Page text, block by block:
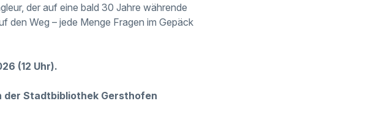
der auf eine bald 30 Jahre währende
den Weg – jede Menge Fragen im Gepäck
(12 Uhr).
Stadtbibliothek Gersthofen